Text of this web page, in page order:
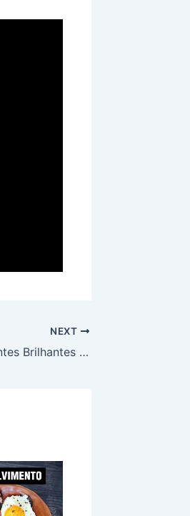
NEXT
Dica de Livro: Mentes Brilhantes – Alberto Dell’isola